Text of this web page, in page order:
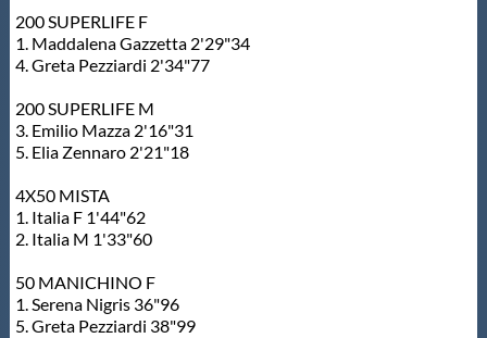
Webmail
Contatti
Mappa del sito
200 SUPERLIFE F
1. Maddalena Gazzetta 2'29"34
4. Greta Pezziardi 2'34"77
200 SUPERLIFE M
3. Emilio Mazza 2'16"31
5. Elia Zennaro 2'21"18
4X50 MISTA
1. Italia F 1'44"62
2. Italia M 1'33"60
50 MANICHINO F
1. Serena Nigris 36"96
5. Greta Pezziardi 38"99